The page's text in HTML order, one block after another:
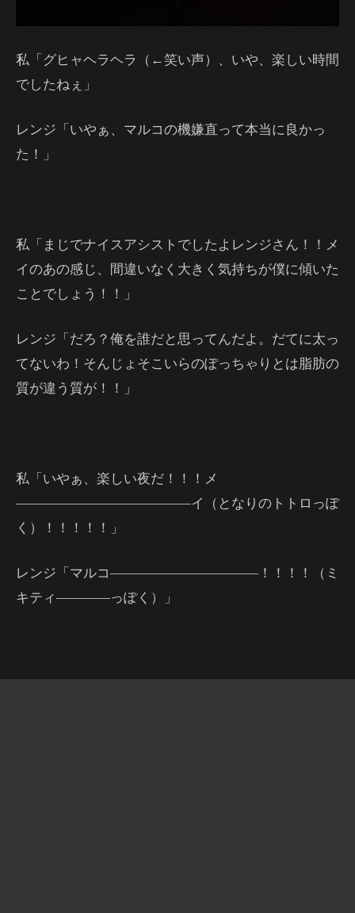
私「グヒャヘラヘラ（←笑い声）、いや、楽しい時間
でしたねぇ」
レンジ「いやぁ、マルコの機嫌直って本当に良かっ
た！」
私「まじでナイスアシストでしたよレンジさん！！メ
イのあの感じ、間違いなく大きく気持ちが僕に傾いた
ことでしょう！！」
レンジ「だろ？俺を誰だと思ってんだよ。だてに太っ
てないわ！そんじょそこいらのぽっちゃりとは脂肪の
質が違う質が！！」
私「いやぁ、楽しい夜だ！！！メ
―――――――――――――イ（となりのトトロっぽ
く）！！！！！」
レンジ「マルコ―――――――――――！！！！（ミ
キティ――――っぽく）」